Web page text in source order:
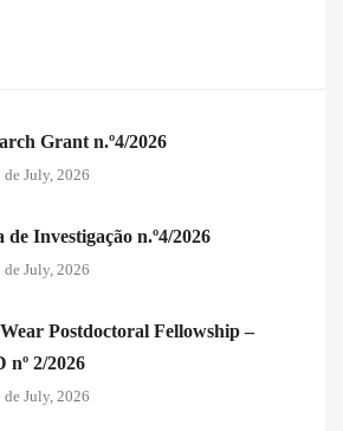
Grant n.º4/2026
de July, 2026
de Investigação n.º4/2026
de July, 2026
Postdoctoral Fellowship –
nº 2/2026
de July, 2026